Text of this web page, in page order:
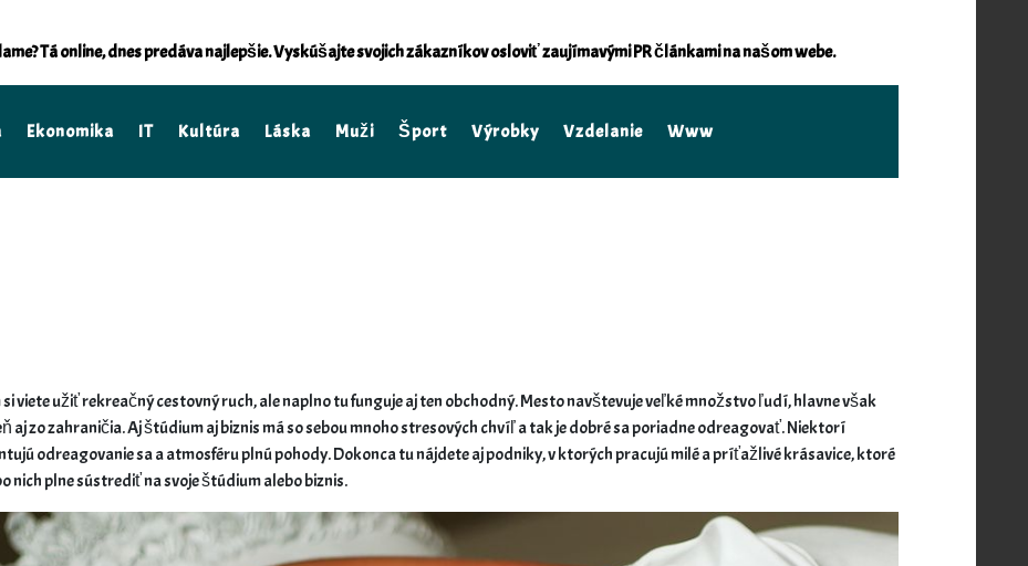
Tá online, dnes predáva najlepšie. Vyskúšajte svojich zákazníkov osloviť zaujímavými PR článkami na našom webe.
Ekonomika IT Kultúra Láska Muži Šport Výrobky Vzdelanie Www
viete užiť rekreačný cestovný ruch, ale naplno tu funguje aj ten obchodný. Mesto navštevuje veľké množstvo ľudí, hlavne však
aj zo zahraničia. Aj štúdium aj biznis má so sebou mnoho stresových chvíľ a tak je dobré sa poriadne odreagovať. Niektorí
odreagovanie sa a atmosféru plnú pohody. Dokonca tu nájdete aj podniky, v ktorých pracujú milé a príťažlivé krásavice, ktoré
nich plne sústrediť na svoje štúdium alebo biznis.